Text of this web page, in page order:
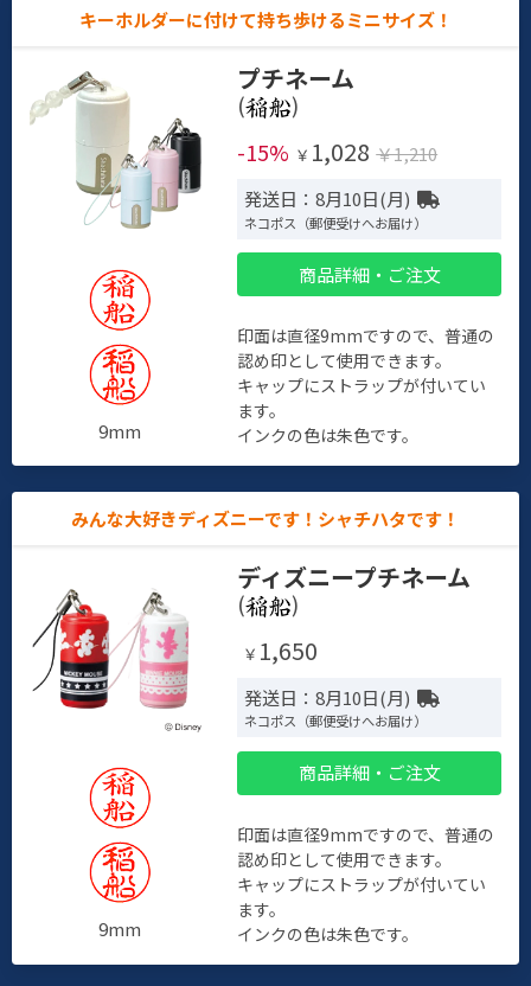
キーホルダーに付けて持ち歩けるミニサイズ！
9mm
プチネーム
(
)
-15% ￥ 1,028 ￥1,210
発送日：8月10日(月)
ネコポス（郵便受けへお届け）
商品詳細・ご注文
印面は直径9mmですので、普通の
認め印として使用できます。
キャップにストラップが付いてい
ます。
インクの色は朱色です。
みんな大好きディズニーです！シャチハタです！
9mm
ディズニープチネーム
( )
￥ 1,650
発送日：8月10日(月)
ネコポス（郵便受けへお届け）
商品詳細・ご注文
印面は直径9mmですので、普通の
認め印として使用できます。
キャップにストラップが付いてい
ます。
インクの色は朱色です。